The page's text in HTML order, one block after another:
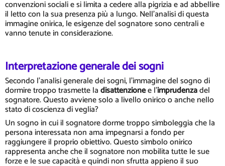
convenzioni sociali e si limita a cedere alla pigrizia e ad abbellire
il letto con la sua presenza più a lungo. Nell'analisi di questa
immagine onirica, le esigenze del sognatore sono centrali e
vanno tenute in considerazione.
Interpretazione generale dei sogni
Secondo l'analisi generale dei sogni, l'immagine del sogno di
dormire troppo trasmette ladisattenzionee l'imprudenzadel
sognatore. Questo avviene solo a livello onirico o anche nello
stato di coscienza di veglia?
Un sogno in cui il sognatore dorme troppo simboleggia che la
persona interessata non ama impegnarsi a fondo per
raggiungere il proprio obiettivo. Questo simbolo onirico
rappresenta anche che il sognatore non mobilita tutte le sue
forze e le sue capacità e quindi non sfrutta appieno il suo